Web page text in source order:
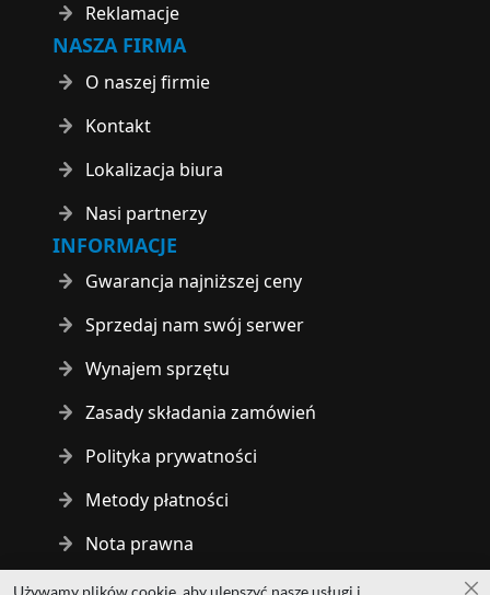
Reklamacje
NASZA FIRMA
O naszej firmie
Kontakt
Lokalizacja biura
Nasi partnerzy
INFORMACJE
Gwarancja najniższej ceny
Sprzedaj nam swój serwer
Wynajem sprzętu
Zasady składania zamówień
Polityka prywatności
Metody płatności
Nota prawna
Używamy plików cookie, aby ulepszyć nasze usługi i